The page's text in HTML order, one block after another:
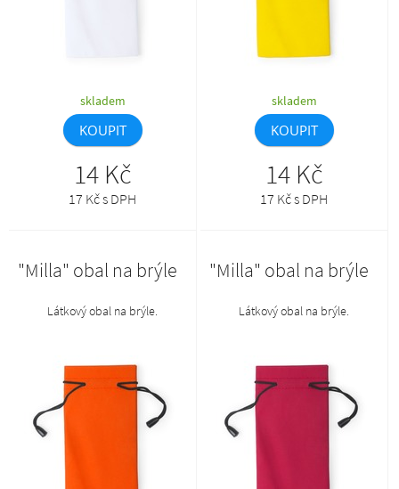
skladem
KOUPIT
14 Kč
17 Kč s DPH
skladem
KOUPIT
14 Kč
17 Kč s DPH
"Milla" obal na brýle
Látkový obal na brýle.
"Milla" obal na brýle
Látkový obal na brýle.